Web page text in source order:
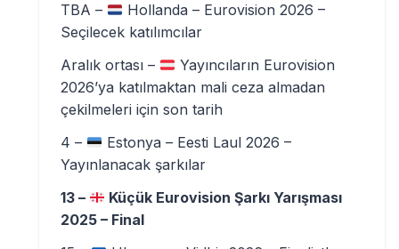
TBA –
Hollanda – Eurovision 2026 –
Seçilecek katılımcılar
Aralık ortası –
Yayıncıların Eurovision
2026’ya katılmaktan mali ceza almadan
çekilmeleri için son tarih
4 –
Estonya – Eesti Laul 2026 –
Yayınlanacak şarkılar
13 –
Küçük Eurovision Şarkı Yarışması
2025 – Final